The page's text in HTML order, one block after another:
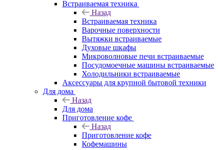
Встраиваемая техника
Назад
Встраиваемая техника
Варочные поверхности
Вытяжки встраиваемые
Духовые шкафы
Микроволновые печи встраиваемые
Посудомоечные машины встраиваемые
Холодильники встраиваемые
Аксессуары для крупной бытовой техники
Для дома
Назад
Для дома
Приготовление кофе
Назад
Приготовление кофе
Кофемашины